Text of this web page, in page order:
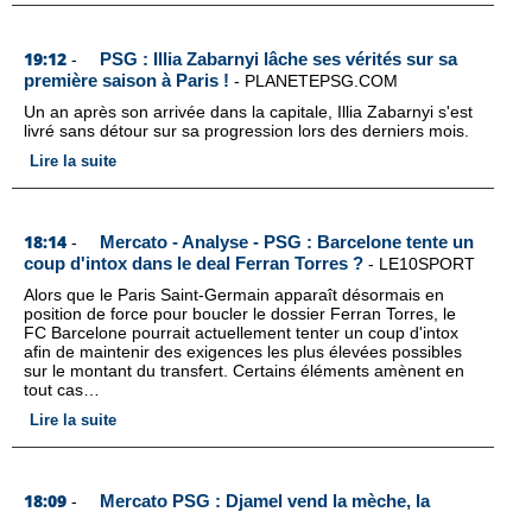
19:12 -
PSG : Illia Zabarnyi lâche ses vérités sur sa
première saison à Paris ! - PLANETEPSG.COM
Un an après son arrivée dans la capitale, Illia Zabarnyi s'est
livré sans détour sur sa progression lors des derniers mois.
Lire la suite
18:14 -
Mercato - Analyse - PSG : Barcelone tente un
coup d'intox dans le deal Ferran Torres ? - LE10SPORT
Alors que le Paris Saint-Germain apparaît désormais en
position de force pour boucler le dossier Ferran Torres, le
FC Barcelone pourrait actuellement tenter un coup d'intox
afin de maintenir des exigences les plus élevées possibles
sur le montant du transfert. Certains éléments amènent en
tout cas…
Lire la suite
18:09 -
Mercato PSG : Djamel vend la mèche, la